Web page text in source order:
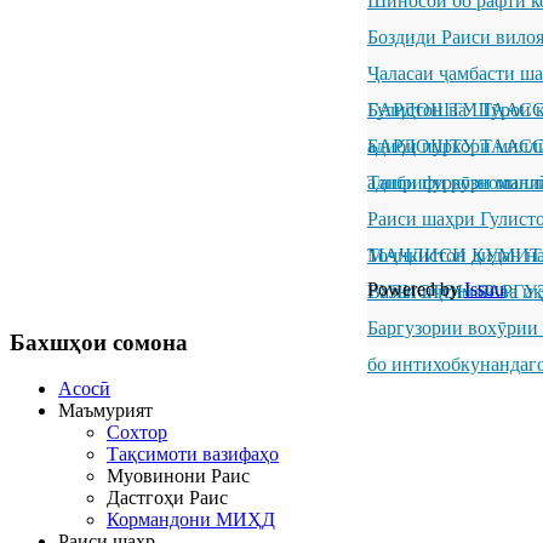
Боздиди Раиси
Ҷаласаи ҷамбасти
Гулистон ва Шӯрои
БАРДОШТУ
адиби пуркори
БАРДОШТУ
адиби пуркори
Ташрифи
Раиси шаҳри
Тоҷикистон дидан
МАҶЛИСИ
ГУЛИСТОН
Вазъи иҷтимоӣ ва
Баргузории
бо
Powered byIssuu
Бахшҳои сомона
Асосӣ
Маъмурият
Сохтор
Тақсимоти вазифаҳо
Муовинони Раис
Дастгоҳи Раис
Кормандони МИҲД